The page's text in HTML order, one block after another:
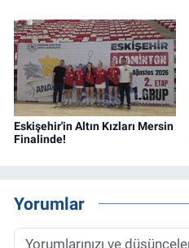
Eskişehir'in Altın Kızları Mersin
Finalinde!
Yorumlar